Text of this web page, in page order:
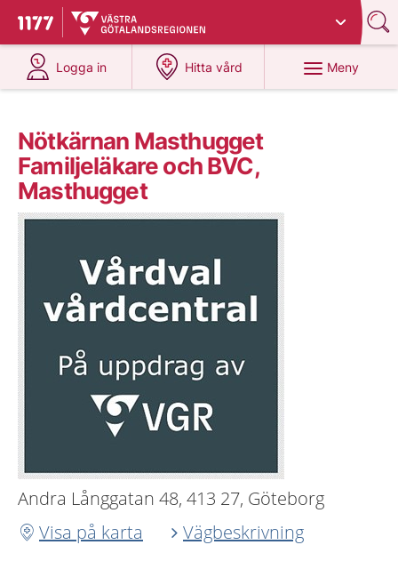
Till startsidan för 1177
Du har valt region
Logga in
på 1177.se
Hitta vård
på 1177.se
Meny
Nötkärnan Masthugget
Familjeläkare och BVC,
Masthugget
Andra Långgatan 48, 413 27, Göteborg
Visa på karta
Vägbeskrivning